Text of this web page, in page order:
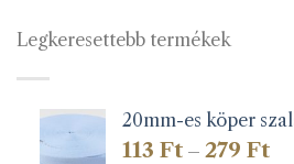
Legkeresettebb termékek
20mm-es köper
113 Ft – 279 Ft